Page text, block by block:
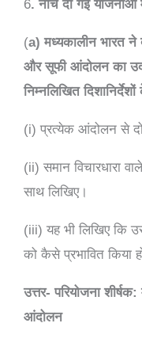
6. नीचे दी गई योजनाओं
(a) मध्यकालीन भारत ने
और सूफी आंदोलन का
निम्नलिखित
(i) प्रत्येक आंदोलन से
(ii) समान विचारधारा
साथ लिखिए।
(iii) यह भी लिखिए कि
को कैसे प्रभावित किया
उत्तर- परियोजना
आंदोलन